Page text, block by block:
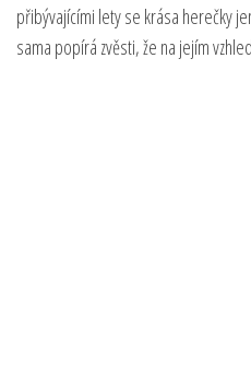
přibývajícími lety se krása herečky
sama popírá zvěsti, že na jejím